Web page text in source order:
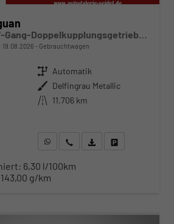
R-Line 1,5 l eTSI 7-Gang-Doppelkupplungsgetriebe DSG
19.08.2026 Gebrauchtwagen
Getriebe Automatik
Außenfarbe Delfingrau Metallic
Kilometerstand 11.706 km
WhatsApp anfragen
Wir rufen Sie anFahrzeugexposé (PDF)
6,30 l/100km
143,00 g/km